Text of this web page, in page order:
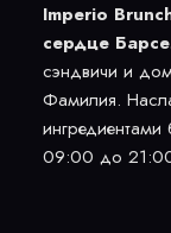
Imperio
сердце
сэндвичи и
Фамилия.
09:00 до